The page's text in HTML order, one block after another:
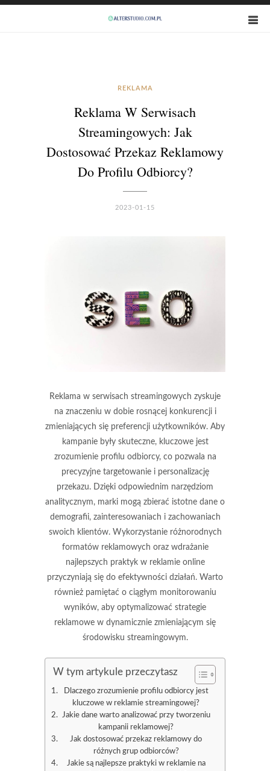
REKLAMA
Reklama W Serwisach
Streamingowych: Jak
Dostosować Przekaz Reklamowy
Do Profilu Odbiorcy?
2023-01-15
Reklama w serwisach streamingowych zyskuje
na znaczeniu w dobie rosnącej konkurencji i
zmieniających się preferencji użytkowników. Aby
kampanie były skuteczne, kluczowe jest
zrozumienie profilu odbiorcy, co pozwala na
precyzyjne targetowanie i personalizację
przekazu. Dzięki odpowiednim narzędziom
analitycznym, marki mogą zbierać istotne dane o
demografii, zainteresowaniach i zachowaniach
swoich klientów. Wykorzystanie różnorodnych
formatów reklamowych oraz wdrażanie
najlepszych praktyk w reklamie online
przyczyniają się do efektywności działań. Warto
również pamiętać o ciągłym monitorowaniu
wyników, aby optymalizować strategie
reklamowe w dynamicznie zmieniającym się
środowisku streamingowym.
W tym artykule przeczytasz
Dlaczego zrozumienie profilu odbiorcy jest
kluczowe w reklamie streamingowej?
Jakie dane warto analizować przy tworzeniu
kampanii reklamowej?
Jak dostosować przekaz reklamowy do
różnych grup odbiorców?
Jakie są najlepsze praktyki w reklamie na